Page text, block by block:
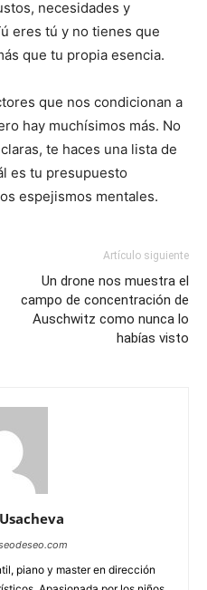
necesidades y
eres tú y no tienes que
que tu propia esencia.
que nos condicionan a
hay muchísimos más. No
te haces una lista de
es tu presupuesto
espejismos mentales.
Artículo siguiente
Un drone nos muestra el
campo de concentración de
Auschwitz como nunca lo
habías visto
piano y master en dirección